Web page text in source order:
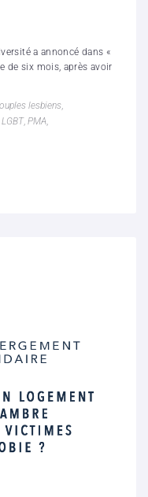
a annoncé dans «
de six mois, après avoir
lesbiens,
LGBT, PMA,